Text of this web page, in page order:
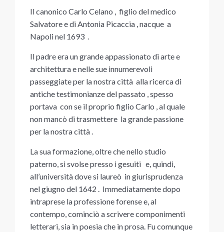
Il canonico Carlo Celano , figlio del medico
Salvatore e di Antonia Picaccia , nacque a
Napoli nel 1693 .
Il padre era un grande appassionato di arte e
architettura e nelle sue innumerevoli
passeggiate per la nostra città alla ricerca di
antiche testimonianze del passato , spesso
portava con se il proprio figlio Carlo , al quale
non mancò di trasmettere la grande passione
per la nostra città .
La sua formazione, oltre che nello studio
paterno, si svolse presso i gesuiti e, quindi,
all’università dove si laureò in giurisprudenza
nel giugno del 1642 . Immediatamente dopo
intraprese la professione forense e, al
contempo, cominciò a scrivere componimenti
letterari, sia in poesia che in prosa. Fu comunque